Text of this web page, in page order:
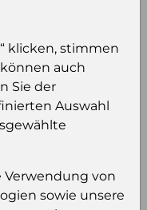
Preis zu
um Preise zu
zu kaufen.
B2B Konto
klicken, stimmen
können auch
Sie der
Auswahl
Verwendung von
sowie unsere